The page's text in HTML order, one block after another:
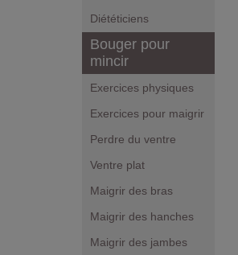
Diététiciens
Bouger pour
mincir
Exercices physiques
Exercices pour maigrir
Perdre du ventre
Ventre plat
Maigrir des bras
Maigrir des hanches
Maigrir des jambes